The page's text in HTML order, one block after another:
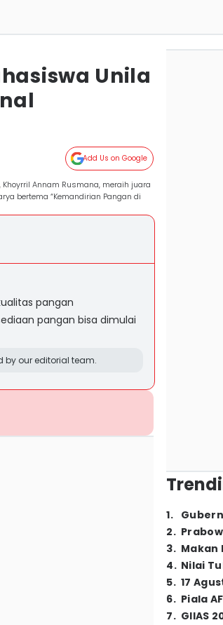
Unila
Add Us on Google
Annam Rusmana, meraih juara
bertema “Kemandirian Pangan di
pangan
pangan bisa dimulai
by our editorial team.
1.
2.
3. Makan
4. Nilai
5. 17
6. Piala
7. GIIAS